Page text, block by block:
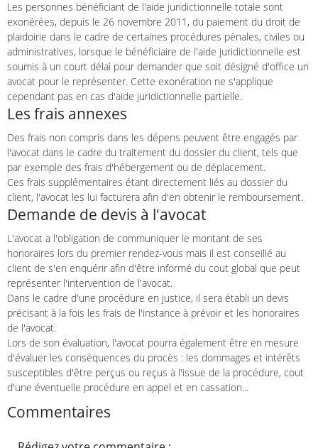
Les personnes bénéficiant de l'aide juridictionnelle totale sont
exonérées, depuis le 26 novembre 2011, du paiement du droit de
plaidoirie dans le cadre de certaines procédures pénales, civiles ou
administratives, lorsque le bénéficiaire de l'aide juridictionnelle est
soumis à un court délai pour demander que soit désigné d'office un
avocat pour le représenter. Cette exonération ne s'applique
cependant pas en cas d'aide juridictionnelle partielle.
Les frais annexes
Des frais non compris dans les dépens peuvent être engagés par
l'avocat dans le cadre du traitement du dossier du client, tels que
par exemple des frais d'hébergement ou de déplacement.
Ces frais supplémentaires étant directement liés au dossier du
client, l'avocat les lui facturera afin d'en obtenir le remboursement.
Demande de devis à l'avocat
L'avocat a l'obligation de communiquer le montant de ses
honoraires lors du premier rendez-vous mais il est conseillé au
client de s'en enquérir afin d'être informé du cout global que peut
représenter l'intervention de l'avocat.
Dans le cadre d'une procédure en justice, il sera établi un devis
précisant à la fois les frais de l'instance à prévoir et les honoraires
de l'avocat.
Lors de son évaluation, l'avocat pourra également être en mesure
d'évaluer les conséquences du procès : les dommages et intérêts
susceptibles d'être perçus ou reçus à l'issue de la procédure, cout
d'une éventuelle procédure en appel et en cassation...
Commentaires